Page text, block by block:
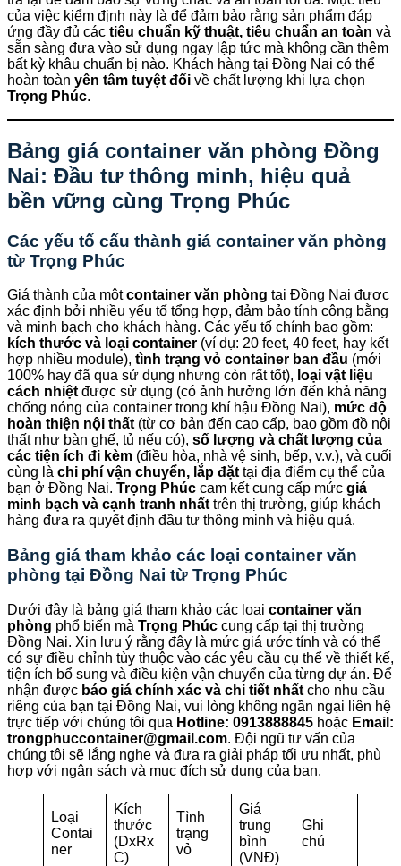
của việc kiểm định này là để đảm bảo rằng sản phẩm đáp
ứng đầy đủ các tiêu chuẩn kỹ thuật, tiêu chuẩn an toàn và
sẵn sàng đưa vào sử dụng ngay lập tức mà không cần thêm
bất kỳ khâu chuẩn bị nào. Khách hàng tại Đồng Nai có thể
hoàn toàn yên tâm tuyệt đối về chất lượng khi lựa chọn
Trọng Phúc.
Bảng giá container văn phòng Đồng
Nai: Đầu tư thông minh, hiệu quả
bền vững cùng Trọng Phúc
Các yếu tố cấu thành giá container văn phòng
từ Trọng Phúc
Giá thành của mộtcontainer văn phòng tại Đồng Nai được
xác định bởi nhiều yếu tố tổng hợp, đảm bảo tính công bằng
và minh bạch cho khách hàng. Các yếu tố chính bao gồm:
kích thước và loại container (ví dụ: 20 feet, 40 feet, hay kết
hợp nhiều module), tình trạng vỏ container ban đầu (mới
100% hay đã qua sử dụng nhưng còn rất tốt), loại vật liệu
cách nhiệtđược sử dụng (có ảnh hưởng lớn đến khả năng
chống nóng của container trong khí hậu Đồng Nai), mức độ
hoàn thiện nội thất(từ cơ bản đến cao cấp, bao gồm đồ nội
thất như bàn ghế, tủ nếu có), số lượng và chất lượng của
các tiện ích đi kèm (điều hòa, nhà vệ sinh, bếp, v.v.), và cuối
cùng là chi phí vận chuyển, lắp đặttại địa điểm cụ thể của
bạn ở Đồng Nai. Trọng Phúc cam kết cung cấp mức giá
minh bạch và cạnh tranh nhấttrên thị trường, giúp khách
hàng đưa ra quyết định đầu tư thông minh và hiệu quả.
Bảng giá tham khảo các loại container văn
phòng tại Đồng Nai từ Trọng Phúc
Dưới đây là bảng giá tham khảo các loại container văn
phòng phổ biến mà Trọng Phúc cung cấp tại thị trường
Đồng Nai. Xin lưu ý rằng đây là mức giá ước tính và có thể
có sự điều chỉnh tùy thuộc vào các yêu cầu cụ thể về thiết kế,
tiện ích bổ sung và điều kiện vận chuyển của từng dự án. Để
nhận được báo giá chính xác và chi tiết nhất cho nhu cầu
riêng của bạn tại Đồng Nai, vui lòng không ngần ngại liên hệ
trực tiếp với chúng tôi qua Hotline: 0913888845 hoặc Email:
trongphuccontainer@gmail.com. Đội ngũ tư vấn của
chúng tôi sẽ lắng nghe và đưa ra giải pháp tối ưu nhất, phù
hợp với ngân sách và mục đích sử dụng của bạn.
Loại
Contai
ner
Kích
thước
(DxRx
C)
Tình
trạng
vỏ
Giá
trung
bình
(VNĐ)
Ghi
chú